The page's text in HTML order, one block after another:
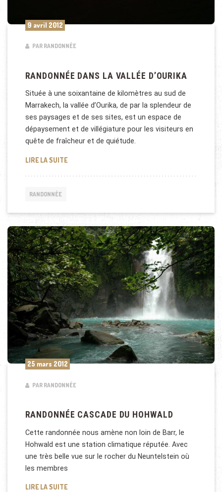
9 avril 2012
PAR RANDONNÉE
RANDONNÉE DANS LA VALLÉE D’OURIKA
Située à une soixantaine de kilomètres au sud de
Marrakech, la vallée d’Ourika, de par la splendeur de
ses paysages et de ses sites, est un espace de
dépaysement et de villégiature pour les visiteurs en
quête de fraîcheur et de quiétude.
LIRE LA SUITERANDONNÉE DANS LA VALLÉE D’OURIKA
RANDONNÉE
25 mars 2012
PAR RANDONNÉE
RANDONNÉE CASCADE DU HOHWALD
Cette randonnée nous amène non loin de Barr, le
Hohwald est une station climatique réputée. Avec
une très belle vue sur le rocher du Neuntelstein où
les membres
LIRE LA SUITERANDONNÉE CASCADE DU HOHWALD